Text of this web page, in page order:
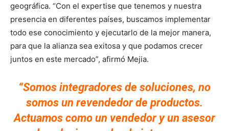
geográfica. “Con el expertise que tenemos y nuestra
presencia en diferentes países, buscamos implementar
todo ese conocimiento y ejecutarlo de la mejor manera,
para que la alianza sea exitosa y que podamos crecer
juntos en este mercado”, afirmó Mejia.
“Somos integradores de soluciones, no
somos un revendedor de productos.
Actuamos como un vendedor y un asesor